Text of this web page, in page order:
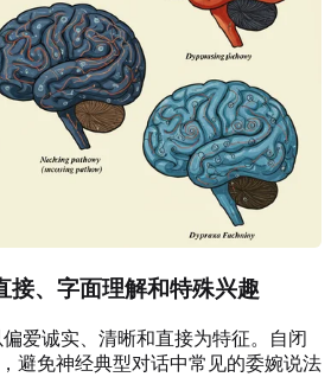
接、字面理解和特殊兴趣
爱诚实、清晰和直接为特征。自闭
避免神经典型对话中常见的委婉说法